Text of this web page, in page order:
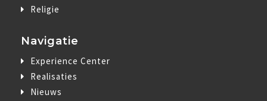
Religie
Navigatie
Experience Center
Realisaties
Nieuws